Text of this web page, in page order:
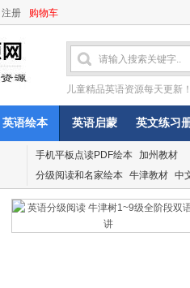
注册 购物车
儿童精品英语资源每天更新
英语绘本 英语启蒙 英文练习
手机平板点读PDF绘本 加州教材
分级阅读和名家绘本 牛津教材 中